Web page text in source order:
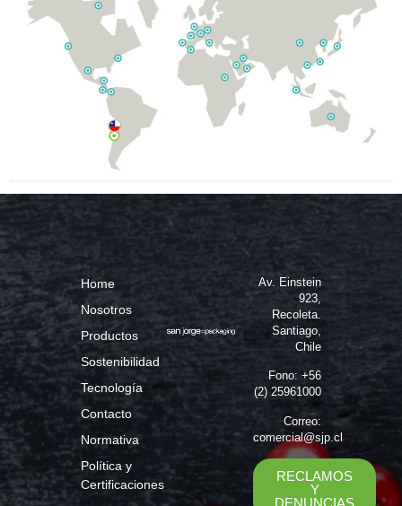
Home
Nosotros
Productos
Sostenibilidad
Tecnología
Contacto
Normativa
Política y
Certificaciones
Av. Einstein
923,
Recoleta.
Santiago,
Chile
Fono: +56
(2) 25961000
Correo:
comercial@sjp.cl
RECLAMOS
Y